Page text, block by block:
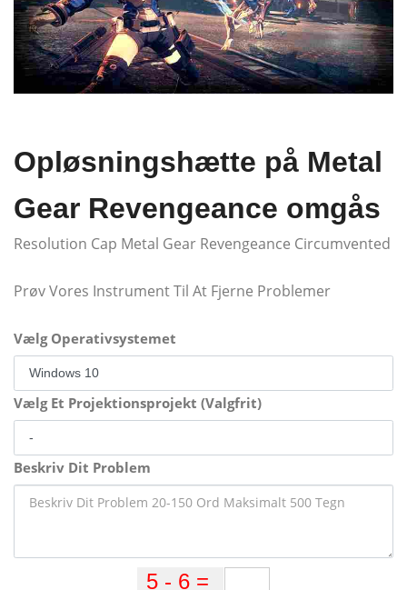
Opløsningshætte på Metal
Gear Revengeance omgås
Resolution Cap Metal Gear Revengeance Circumvented
Prøv Vores Instrument Til At Fjerne Problemer
Vælg Operativsystemet
Vælg Et Projektionsprojekt (Valgfrit)
Beskriv Dit Problem